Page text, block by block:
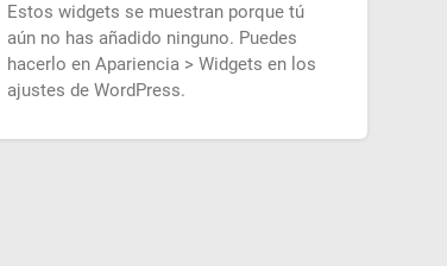
Estos widgets se muestran porque tú
aún no has añadido ninguno. Puedes
hacerlo en Apariencia > Widgets en los
ajustes de WordPress.